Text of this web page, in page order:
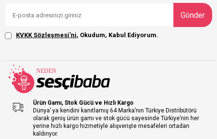
Gönder
KVKK Sözleşmesi'ni, Okudum, Kabul Ediyorum.
Ürün Gamı, Stok Gücü ve Hızlı Kargo
Dünya’ ya kendini kanıtlamış 64 Marka’nın Türkiye Distribütörü
olarak geniş ürün gamı ve stok gücü sayesinde Türkiye’nin her
yerine hızlı kargo hizmetiyle alışverişte mesafeleri ortadan
kaldırıyor.